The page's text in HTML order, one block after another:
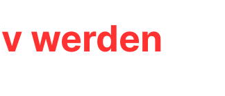
werden